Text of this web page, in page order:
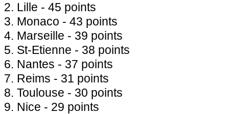
2. Lille - 45 points
3. Monaco - 43 points
4. Marseille - 39 points
5. St-Etienne - 38 points
6. Nantes - 37 points
7. Reims - 31 points
8. Toulouse - 30 points
9. Nice - 29 points